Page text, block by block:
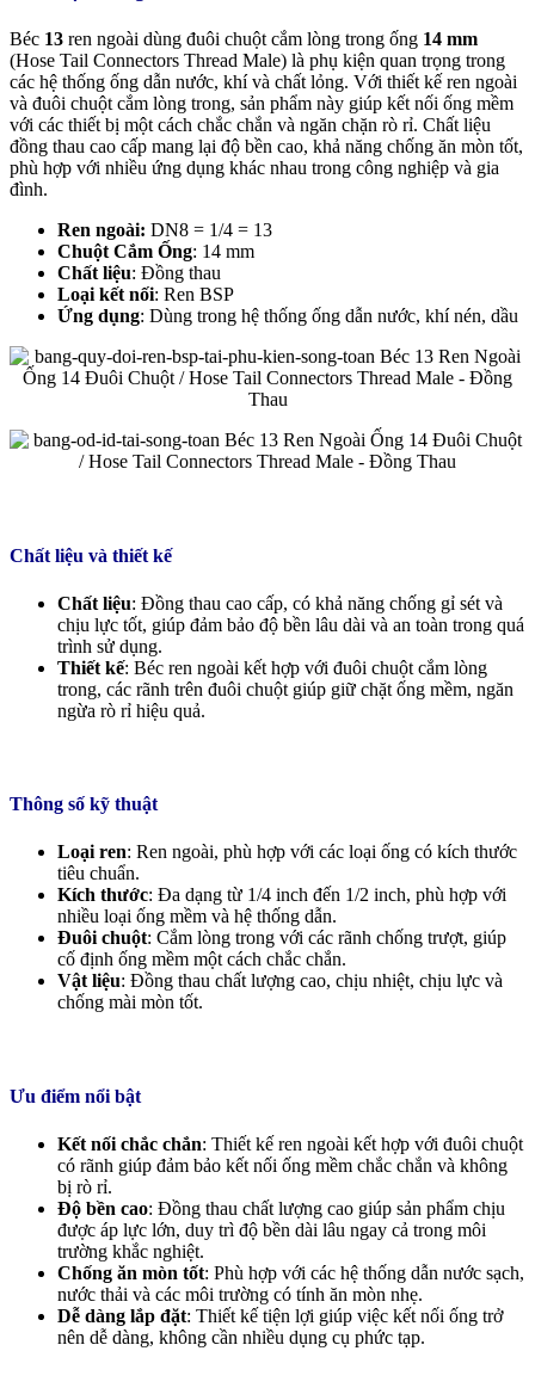
Béc 13 ren ngoài dùng đuôi chuột cắm lòng trong ống 14 mm
(Hose Tail Connectors Thread Male) là phụ kiện quan trọng trong
các hệ thống ống dẫn nước, khí và chất lỏng. Với thiết kế ren ngoài
và đuôi chuột cắm lòng trong, sản phẩm này giúp kết nối ống mềm
với các thiết bị một cách chắc chắn và ngăn chặn rò rỉ. Chất liệu
đồng thau cao cấp mang lại độ bền cao, khả năng chống ăn mòn tốt,
phù hợp với nhiều ứng dụng khác nhau trong công nghiệp và gia
đình.
Ren ngoài: DN8 = 1/4 = 13
Chuột Cắm Ống: 14 mm
Chất liệu: Đồng thau
Loại kết nối: Ren BSP
Ứng dụng: Dùng trong hệ thống ống dẫn nước, khí nén, dầu
Chất liệu và thiết kế
Chất liệu: Đồng thau cao cấp, có khả năng chống gỉ sét và
chịu lực tốt, giúp đảm bảo độ bền lâu dài và an toàn trong quá
trình sử dụng.
Thiết kế: Béc ren ngoài kết hợp với đuôi chuột cắm lòng
trong, các rãnh trên đuôi chuột giúp giữ chặt ống mềm, ngăn
ngừa rò rỉ hiệu quả.
Thông số kỹ thuật
Loại ren: Ren ngoài, phù hợp với các loại ống có kích thước
tiêu chuẩn.
Kích thước: Đa dạng từ 1/4 inch đến 1/2 inch, phù hợp với
nhiều loại ống mềm và hệ thống dẫn.
Đuôi chuột: Cắm lòng trong với các rãnh chống trượt, giúp
cố định ống mềm một cách chắc chắn.
Vật liệu: Đồng thau chất lượng cao, chịu nhiệt, chịu lực và
chống mài mòn tốt.
Ưu điểm nổi bật
Kết nối chắc chắn: Thiết kế ren ngoài kết hợp với đuôi chuột
có rãnh giúp đảm bảo kết nối ống mềm chắc chắn và không
bị rò rỉ.
Độ bền cao: Đồng thau chất lượng cao giúp sản phẩm chịu
được áp lực lớn, duy trì độ bền dài lâu ngay cả trong môi
trường khắc nghiệt.
Chống ăn mòn tốt: Phù hợp với các hệ thống dẫn nước sạch,
nước thải và các môi trường có tính ăn mòn nhẹ.
Dễ dàng lắp đặt: Thiết kế tiện lợi giúp việc kết nối ống trở
nên dễ dàng, không cần nhiều dụng cụ phức tạp.